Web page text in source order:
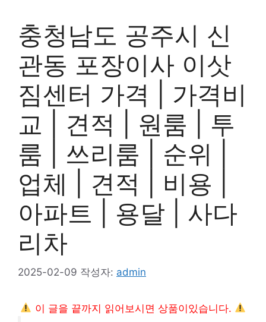
충청남도 공주시 신
관동 포장이사 이삿
짐센터 가격 | 가격비
교 | 견적 | 원룸 | 투
룸 | 쓰리룸 | 순위 |
업체 | 견적 | 비용 |
아파트 | 용달 | 사다
리차
2025-02-09 작성자: admin
이 글을 끝까지 읽어보시면 상품이있습니다.